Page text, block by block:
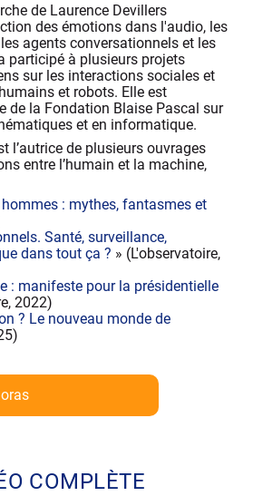
de Laurence Devillers
des émotions dans l'audio, les
agents conversationnels et les
participé à plusieurs projets
sur les interactions sociales et
et robots. Elle est
de la Fondation Blaise Pascal sur
et en informatique.
l’autrice de plusieurs ouvrages
entre l’humain et la machine,
: mythes, fantasmes et
Santé, surveillance,
dans tout ça ? » (L'observatoire,
: manifeste pour la présidentielle
2022)
? Le nouveau monde de
COMPLÈTE